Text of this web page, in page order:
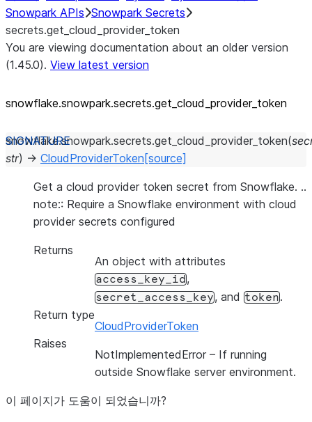
Snowpark APIs Snowpark Secrets
secrets.get_cloud_provider_token
You are viewing documentation about an older version
(1.45.0). View latest version
snowflake.snowpark.secrets.get_ cloud_ provider_ token
snowflake.snowpark.secrets.get_cloud_provider_token(
str) → CloudProviderToken [source]
Get a cloud provider token secret from Snowflake. ..
note:: Require a Snowflake environment with cloud
provider secrets configured
Returns
An object with attributes
access_key_id,
secret_access_key, and token.
Return type
CloudProviderToken
Raises
NotImplementedError – If running
outside Snowflake server environment.
이 페이지가 도움이 되었습니까?